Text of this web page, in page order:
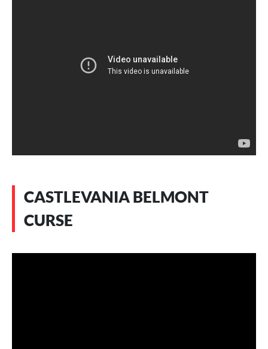
CASTLEVANIA BELMONT
CURSE